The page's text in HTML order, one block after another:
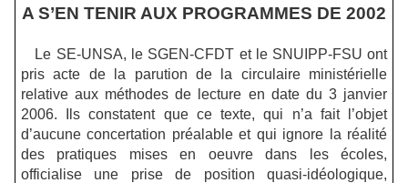
A S’EN TENIR AUX PROGRAMMES DE 2002
Le SE-UNSA, le SGEN-CFDT et le SNUIPP-FSU ont
pris acte de la parution de la circulaire ministérielle
relative aux méthodes de lecture en date du 3 janvier
2006. Ils constatent que ce texte, qui n’a fait l’objet
d’aucune concertation préalable et qui ignore la réalité
des pratiques mises en oeuvre dans les écoles,
officialise une prise de position quasi-idéologique,